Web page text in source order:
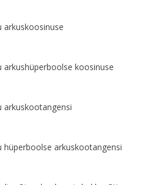
arkuskoosinuse
arkushüperboolse koosinuse
arkuskootangensi
hüperboolse arkuskootangensi